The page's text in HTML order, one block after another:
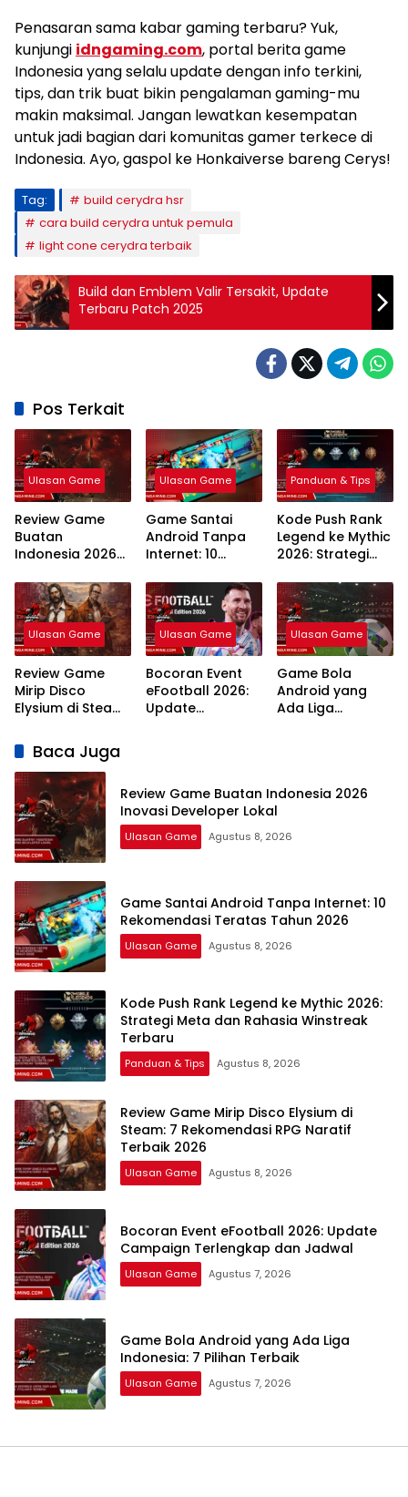
Penasaran sama kabar gaming terbaru? Yuk,
kunjungi idngaming.com, portal berita game
Indonesia yang selalu update dengan info terkini,
tips, dan trik buat bikin pengalaman gaming-mu
makin maksimal. Jangan lewatkan kesempatan
untuk jadi bagian dari komunitas gamer terkece di
Indonesia. Ayo, gaspol ke Honkaiverse bareng Cerys!
Tag:
build cerydra hsr
cara build cerydra untuk pemula
light cone cerydra terbaik
Build dan Emblem Valir Tersakit, Update
Terbaru Patch 2025
Pos Terkait
Ulasan Game
Review Game
Buatan
Indonesia 2026
Developer Lokal
Ulasan Game
Game Santai
Android Tanpa
Internet: 10
Teratas Tahun
2026
Panduan & Tips
Kode Push Rank
Legend ke Mythic
2026: Strategi
Rahasia
Winstreak
Terbaru
Ulasan Game
Review Game
Mirip Disco
Elysium di Steam:
RPG Naratif
Terbaik 2026
Ulasan Game
Bocoran Event
eFootball 2026:
Update
Ulasan Game
Game Bola
Android yang
Ada Liga
Baca Juga
Review Game Buatan Indonesia 2026
Inovasi Developer Lokal
Ulasan Game Agustus 8, 2026
Game Santai Android Tanpa Internet: 10
Rekomendasi Teratas Tahun 2026
Ulasan Game Agustus 8, 2026
Kode Push Rank Legend ke Mythic 2026:
Strategi Meta dan Rahasia Winstreak
Terbaru
Panduan & Tips Agustus 8, 2026
Review Game Mirip Disco Elysium di
Steam: 7 Rekomendasi RPG Naratif
Terbaik 2026
Ulasan Game Agustus 8, 2026
Bocoran Event eFootball 2026: Update
Campaign Terlengkap dan Jadwal
Ulasan Game Agustus 7, 2026
Game Bola Android yang Ada Liga
Indonesia: 7 Pilihan Terbaik
Ulasan Game Agustus 7, 2026